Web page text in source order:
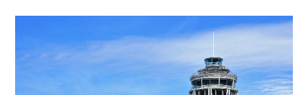
學業有成及喜結良緣等方面非常靈驗。據悉這裡還是可為寵物祈福的神社，
有很多人來此祈求寵物病癒或與失散寵物重逢。 佐助稻荷神社每年2月還會
舉辦祈求豐收的「初午祭」，屆時還可參觀神職為您帶來的神樂奉納。